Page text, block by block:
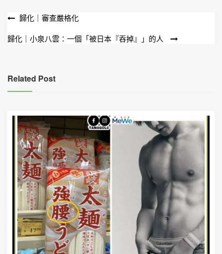
文
章
歸化｜審查嚴格化
歸化｜小泉八雲：一個「被日本『吞掉』」的人
Related Post